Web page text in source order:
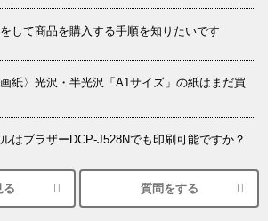
して商品を購入する手順を知りたいです
紙〉光沢・半光沢「A1サイズ」の紙はまだ買
はブラザーDCP-J528Nでも印刷可能ですか？
パーにEPSON EP-30VAで印刷するときの設定
る 質問をする